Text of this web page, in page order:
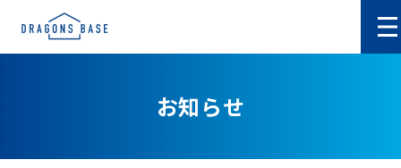
お知らせ